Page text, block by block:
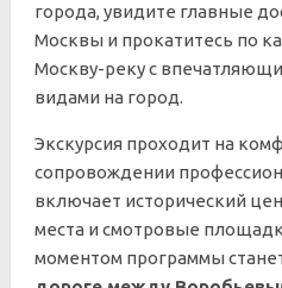
города, увидите главные
Москвы и прокатитесь по
Москву-реку с
видами на город.
Экскурсия проходит на
сопровождении
включает исторический
места и смотровые
моментом программы